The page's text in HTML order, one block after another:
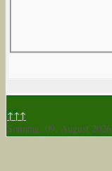
↑↑↑
Sonntag, 09. August 2026